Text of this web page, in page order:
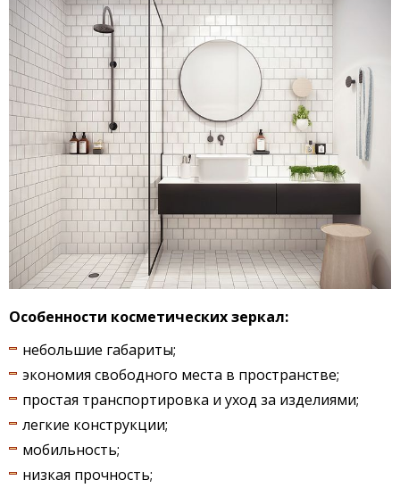
Особенности косметических зеркал:
небольшие габариты;
экономия свободного места в пространстве;
простая транспортировка и уход за изделиями;
легкие конструкции;
мобильность;
низкая прочность;